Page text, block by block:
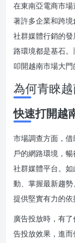
在東南亞電商市
著許多企業和跨境
社群媒體行銷的
路環境都是基石
叩開越南市場大門
為何青睞
快速打開越
市場調查方面，
戶的網路環境，
社群媒體平台。
動、掌握最新趨
提供堅實有力的依
廣告投放時，有
告投放效果，進